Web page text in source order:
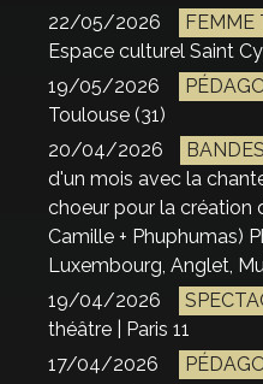
22/05/2026
FEMME
Espace culturel Saint
19/05/2026
Toulouse (31)
20/04/2026
d'un mois avec la
choeur pour la création
Camille + Phuphumas)
Luxembourg, Anglet,
19/04/2026
théâtre | Paris 11
17/04/2026